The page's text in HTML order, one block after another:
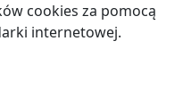
cookies za pomocą
internetowej.